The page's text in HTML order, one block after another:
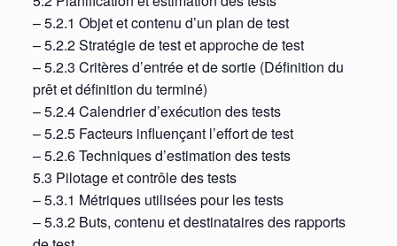
– 5.2.1 Objet et contenu d’un plan de test
– 5.2.2 Stratégie de test et approche de test
– 5.2.3 Critères d’entrée et de sortie (Définition du
prêt et définition du terminé)
– 5.2.4 Calendrier d’exécution des tests
– 5.2.5 Facteurs influençant l’effort de test
– 5.2.6 Techniques d’estimation des tests
5.3 Pilotage et contrôle des tests
– 5.3.1 Métriques utilisées pour les tests
– 5.3.2 Buts, contenu et destinataires des rapports